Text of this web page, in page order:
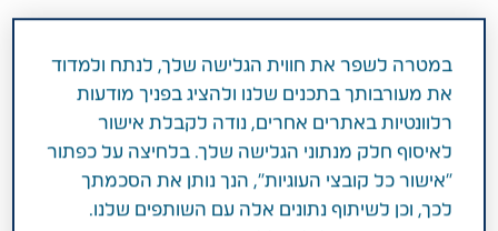
2 דקות
ינואר 25, 2018
תחומי טיפול הפרעת קשב
כ-5-10% מהאוכלוסייה סובלים מהפרעת
במטרה לשפר את חווית הגלישה שלך, לנתח ולמדוד
את מעורבותך בתכנים שלנו ולהציג בפניך מודעות
רלוונטיות באתרים אחרים, נודה לקבלת אישור
לאיסוף חלק מנתוני הגלישה שלך. בלחיצה על כפתור
"אישור כל קובצי העוגיות", הנך נותן את הסכמתך
לכך, וכן לשיתוף נתונים אלה עם השותפים שלנו.